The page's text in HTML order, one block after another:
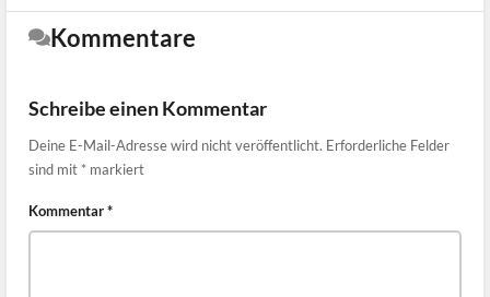
Kommentare
Schreibe einen Kommentar
Deine E-Mail-Adresse wird nicht veröffentlicht. Erforderliche Felder
sind mit * markiert
Kommentar*